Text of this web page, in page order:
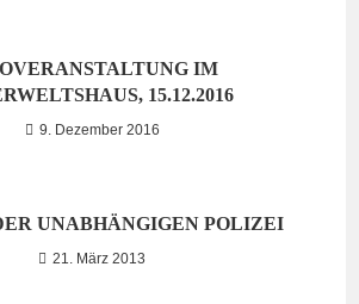
IM
15.12.2016
9. Dezember 2016
UNABHÄNGIGEN POLIZEI
21. März 2013